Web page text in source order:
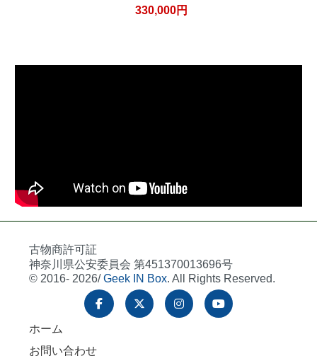
330,000円
古物商許可証
神奈川県公安委員会 第451370013696号
© 2016- 2026/Geek IN Box. All Rights Reserved.
ホーム
お問い合わせ